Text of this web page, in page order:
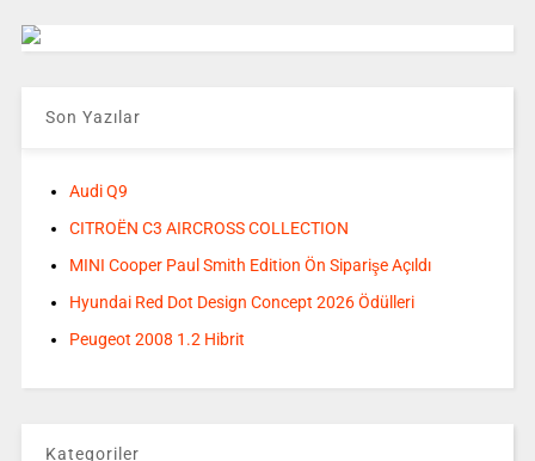
Son Yazılar
Audi Q9
CITROËN C3 AIRCROSS COLLECTION
MINI Cooper Paul Smith Edition Ön Siparişe Açıldı
Hyundai Red Dot Design Concept 2026 Ödülleri
Peugeot 2008 1.2 Hibrit
Kategoriler